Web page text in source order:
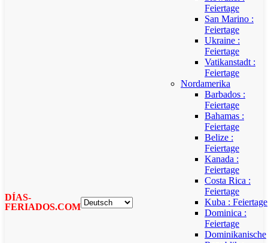
DÍAS-
FERIADOS.COM
Feiertage
San Marino :
Feiertage
Ukraine :
Feiertage
Vatikanstadt :
Feiertage
Nordamerika
Barbados :
Feiertage
Bahamas :
Feiertage
Belize :
Feiertage
Kanada :
Feiertage
Costa Rica :
Feiertage
Kuba : Feiertage
Dominica :
Feiertage
Dominikanische